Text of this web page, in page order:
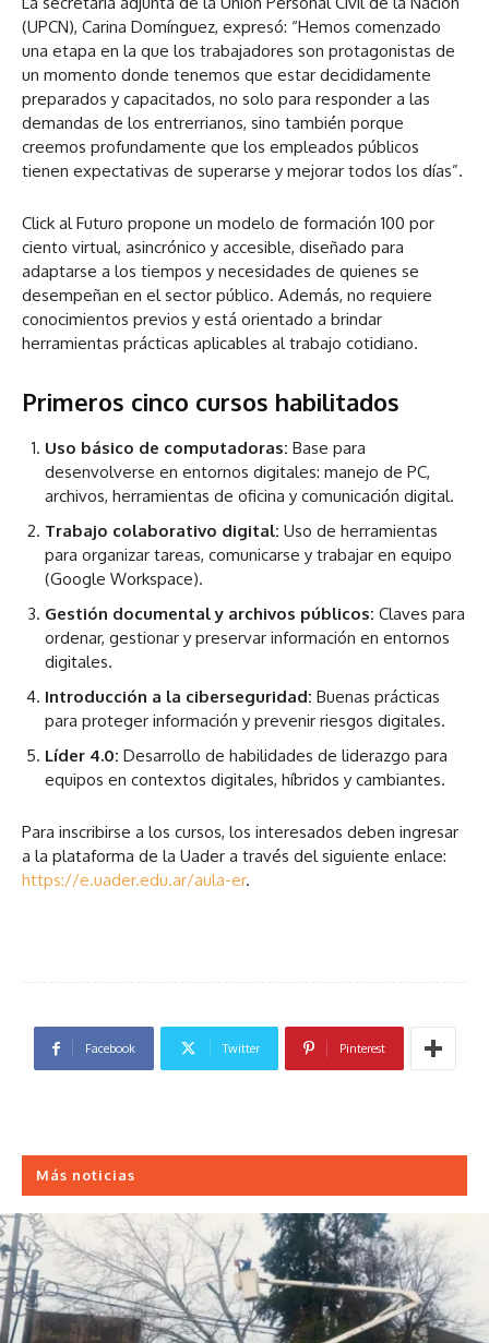
(UPCN), Carina Domínguez, expresó: “Hemos comenzado
una etapa en la que los trabajadores son protagonistas de
un momento donde tenemos que estar decididamente
preparados y capacitados, no solo para responder a las
demandas de los entrerrianos, sino también porque
creemos profundamente que los empleados públicos
tienen expectativas de superarse y mejorar todos los días”.
Click al Futuro propone un modelo de formación 100 por
ciento virtual, asincrónico y accesible, diseñado para
adaptarse a los tiempos y necesidades de quienes se
desempeñan en el sector público. Además, no requiere
conocimientos previos y está orientado a brindar
herramientas prácticas aplicables al trabajo cotidiano.
Primeros cinco cursos habilitados
Uso básico de computadoras: Base para
desenvolverse en entornos digitales: manejo de PC,
archivos, herramientas de oficina y comunicación digital.
Trabajo colaborativo digital: Uso de herramientas
para organizar tareas, comunicarse y trabajar en equipo
(Google Workspace).
Gestión documental y archivos públicos: Claves para
ordenar, gestionar y preservar información en entornos
digitales.
Introducción a la ciberseguridad: Buenas prácticas
para proteger información y prevenir riesgos digitales.
Líder 4.0: Desarrollo de habilidades de liderazgo para
equipos en contextos digitales, híbridos y cambiantes.
Para inscribirse a los cursos, los interesados deben ingresar
a la plataforma de la Uader a través del siguiente enlace:
https://e.uader.edu.ar/aula-er.
Facebook Twitter Pinterest
Más noticias